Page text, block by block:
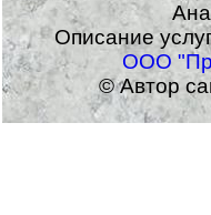
Описание
ООО
© Автор